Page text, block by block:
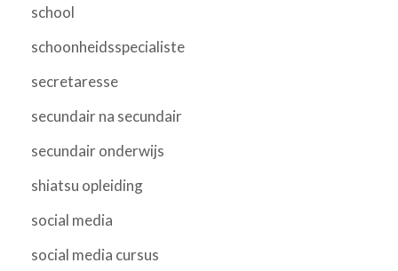
school
schoonheidsspecialiste
secretaresse
secundair na secundair
secundair onderwijs
shiatsu opleiding
social media
social media cursus